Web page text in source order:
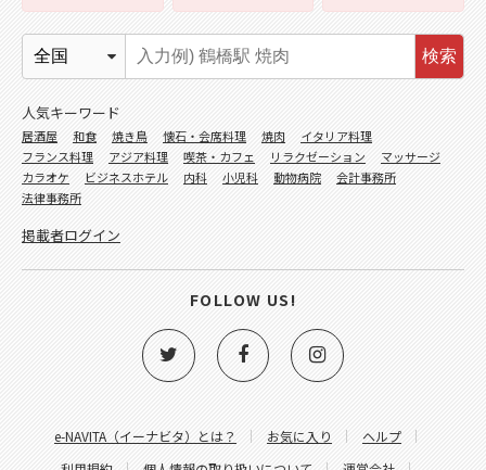
e-NAVITA（イーナビタ）とは？ お気に入り
ヘルプ
検索
人気キーワード
居酒屋 和食 焼き鳥 懐石・会席料理 焼肉
イタリア料理
フランス料理
アジア料理 喫茶・カフェ リラクゼーション
マッサージ
カラオケ
ビジネスホテル 内科 小児科 動物病院
会計事務所
法律事務所
掲載者ログイン
FOLLOW US!